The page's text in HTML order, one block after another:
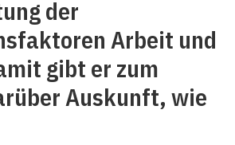
der
Arbeit und
gibt er zum
Auskunft, wie